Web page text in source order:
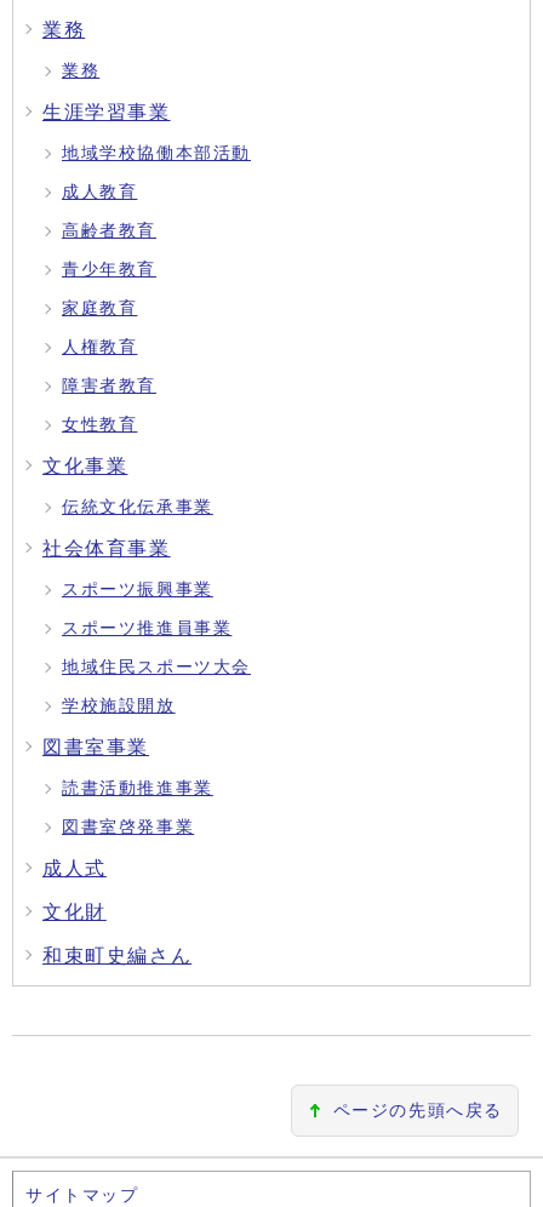
業務
業務
生涯学習事業
地域学校協働本部活動
成人教育
高齢者教育
青少年教育
家庭教育
人権教育
障害者教育
女性教育
文化事業
伝統文化伝承事業
社会体育事業
スポーツ振興事業
スポーツ推進員事業
地域住民スポーツ大会
学校施設開放
図書室事業
読書活動推進事業
図書室啓発事業
成人式
文化財
和束町史編さん
ページの先頭へ戻る
サイトマップ